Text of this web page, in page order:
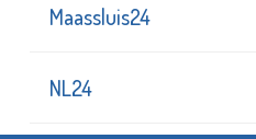
Maassluis24
NL24